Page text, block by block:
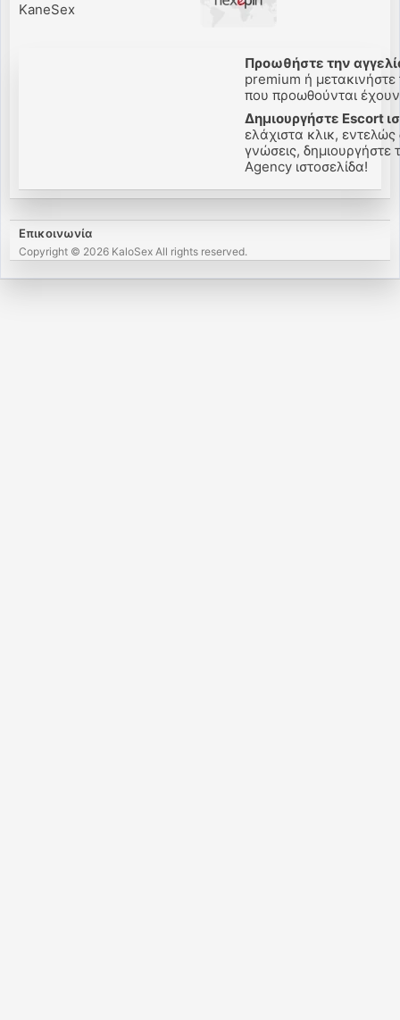
KaneSex
Προωθήστε την
premium ή μετακινήστε
που προωθούνται
Δημιουργήστε Escort
ελάχιστα κλικ,
γνώσεις, δημιουργήστε
Agency ιστοσελίδα!
Επικοινωνία
Copyright © 2026 KaloSex All rights reserved.